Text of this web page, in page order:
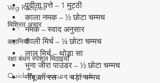
Veg Recipes
मिश्रित अचार
कहानियाँ
रक्षा बंधन स्पेशल मिठाइयाँ
Quick Veg Recipes in Hindi
पुदीना पत्ते – 1 मुट्ठी
काला नमक – ½ छोटा चम्मच
नमक – स्वाद अनुसार
काली मिर्च – ¼ छोटा चम्मच
लाल मिर्च – थोड़ा सा
भुना जीरा पाउडर – ½ छोटा चम्मच
नींबू का रस – 1 बड़ा चम्मच